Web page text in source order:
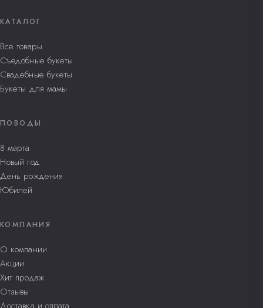
КАТАЛОГ
Все товары
Съедобные букеты
Свадебные букеты
Букеты для мамы
ПОВОДЫ
8 марта
Новый год
День рождения
Юбилей
КОМПАНИЯ
О компании
Акции
Хит продаж
Отзывы